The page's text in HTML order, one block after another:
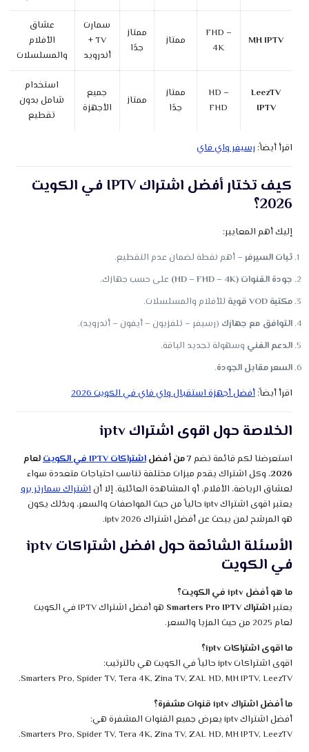
MH IPTV
FHD –
4K
ممتاز
ممتاز
جدًا
سمارت
TV +
أندرويد
عشاق
الأفلام
والمسلسلات
LeezTV
IPTV
HD –
FHD
ممتاز
جدًا
ممتاز
جميع
الأجهزة
استخدام
شامل بدون
تقطيع
اقرأ أيضاً: رسيفر واي فاي
كيف تختار أفضل اشتراك IPTV في الكويت
2026؟
إليك أهم المعايير:
ثبات السيرفر – أهم نقطة لضمان عدم التقطيع.
جودة القنوات (HD – FHD – 4K)
على حسب جهازك.
مكتبة VOD قوية
للأفلام والمسلسلات.
التوافق مع جهازك (رسيفر – تلفزيون – أيفون – أندرويد).
الدعم الفني وسهولة تجديد الباقة.
السعر مقابل الجودة.
اقرأ أيضاً:أفضل أجهزة استقبال واي فاي في الكويت 2026
الخلاصة حول اقوى اشتراك iptv
استعرضنا لكم قائمة تضم 7 من أفضل اشتراكات IPTV في الكويت
لعام
2026، وكل اشتراك يقدم ميزات مختلفة تناسب احتياجات متعددة سواء
لعشاق الرياضة، الأفلام، أو المشاهدة العائلية. إلا أناشتراك سمارتر برو
يعتبر اقوى اشتراك iptv حالياً من حيث المواصفات والسعر، وبذلك يكون
هو المرشح لمن يبحث عن أفضل اشتراك iptv 2026.
الأسئلة الشائعة حول افضل اشتراكات iptv
في الكويت
ما هو أفضل iptv في الكويت؟
يعتبراشتراك Smarters Pro IPTV
هو أفضل اشتراك IPTV في الكويت
لعام 2025 من حيث المزيا والسعر.
ما اقوى اشتراكات iptv؟
اقوى اشتراكات iptv حالياً في الكويت هي بالترتيب:
Smarters Pro, Spider TV, Tera 4K, Zina TV, ZAL HD, MH IPTV, LeezTV.
ما أفضل اشتراك iptv قنوات مشفرة؟
أفضل اشتراك iptv يعرض جميع القنوات المشفرة هي:
Smarters Pro, Spider TV, Tera 4K, Zina TV, ZAL HD, MH IPTV, LeezTV.